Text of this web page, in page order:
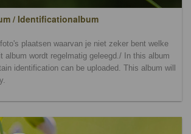
/ Identificationalbum
plaatsen waarvan je niet zeker bent welke
album wordt regelmatig geleegd./ In this album
identification can be uploaded. This album will